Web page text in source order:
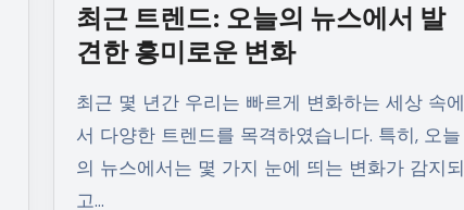
최근 트렌드: 오늘의 뉴스에서 발
견한 흥미로운 변화
최근 몇 년간 우리는 빠르게 변화하는 세상 속에
서 다양한 트렌드를 목격하였습니다. 특히, 오늘
의 뉴스에서는 몇 가지 눈에 띄는 변화가 감지되
고…